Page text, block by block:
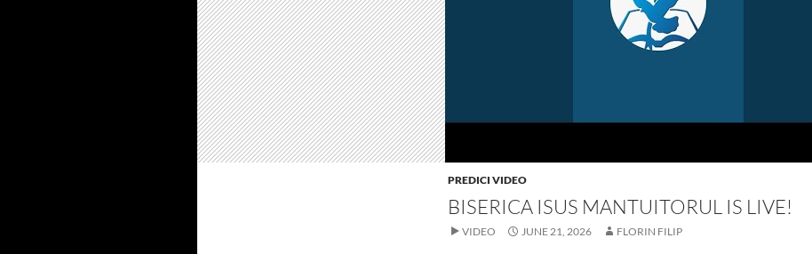
PREDICI VIDEO
BISERICA ISUS MANTUITORUL IS LIVE!
VIDEO JUNE 21, 2026 FLORIN FILIP